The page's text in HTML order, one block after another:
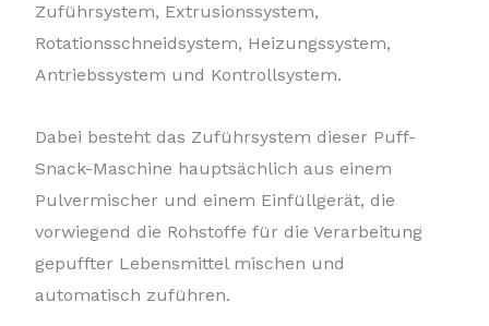
Zuführsystem, Extrusionssystem,
Rotationsschneidsystem, Heizungssystem,
Antriebssystem und Kontrollsystem.
Dabei besteht das Zuführsystem dieser Puff-
Snack-Maschine hauptsächlich aus einem
Pulvermischer und einem Einfüllgerät, die
vorwiegend die Rohstoffe für die Verarbeitung
gepuffter Lebensmittel mischen und
automatisch zuführen.